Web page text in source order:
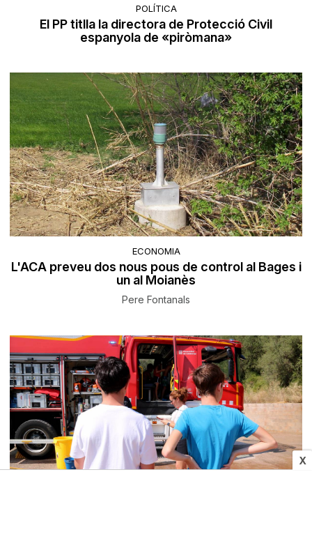
X
POLÍTICA
El PP titlla la directora de Protecció Civil
espanyola de «piròmana»
ECONOMIA
L'ACA preveu dos nous pous de control al Bages i
un al Moianès
Pere Fontanals